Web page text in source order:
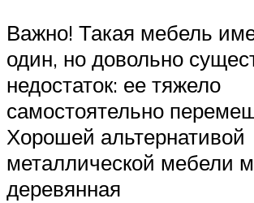
Важно! Такая мебель
один, но довольно
недостаток: ее тяжело
самостоятельно
Хорошей альтернативой
металлической мебели
деревянная